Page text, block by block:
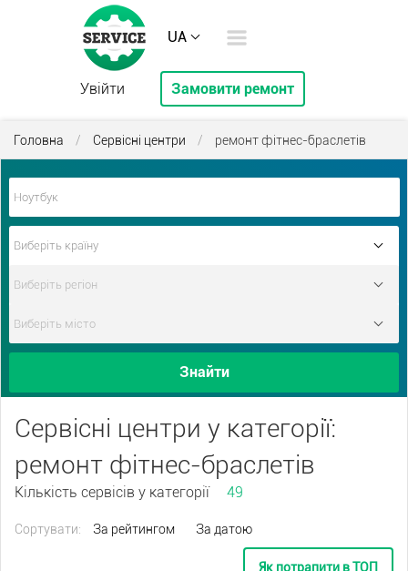
UA
Увійти Замовити ремонт
Головна / Сервісні центри / ремонт фітнес-браслетів
Знайти
Сервісні центри у категорії:
ремонт фітнес-браслетів
Кількість сервісів у категорії 49
Сортувати: За рейтингом За датою
Як потрапити в ТОП